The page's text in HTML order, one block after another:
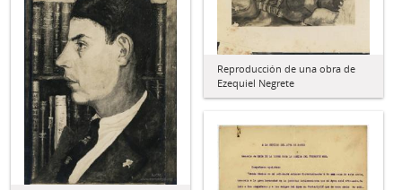
Reproducción de una obra de
Ezequiel Negrete